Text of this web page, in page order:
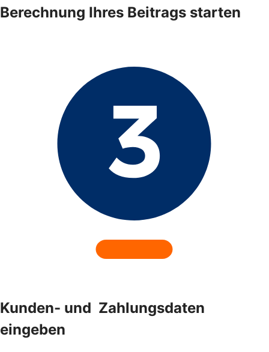
Berechnung Ihres Beitrags starten
Kunden- und ­ Zahlungsdaten
eingeben